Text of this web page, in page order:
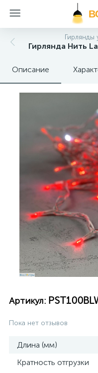
Гирлянды
Гирлянда Нить
Описание
Артикул:
Пока нет отзывов
Длина (мм)
Кратность отгрузки